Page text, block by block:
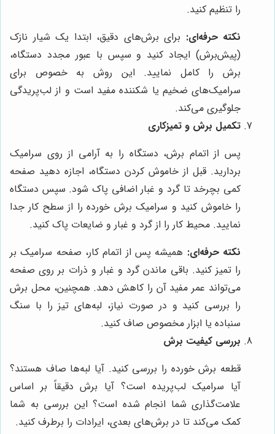
را تنظیم کنید.
نکته حرفه‌ای: برای برش‌های دقیق، ابتدا یک شیار نازک
(پیش‌برش) ایجاد کنید و سپس با عبور مجدد دستگاه،
برش را کامل نمایید. این روش به خصوص برای
سرامیک‌های ضخیم یا شکننده مفید است و از لب‌پریدگی
جلوگیری می‌کند.
تکمیل برش و تمیزکاری
پس از اتمام برش، دستگاه را به آرامی از روی سرامیک
بردارید. قبل از خاموش کردن دستگاه، اجازه دهید صفحه
کمی بچرخد تا گرد و غبار اضافی پاک شود. سپس دستگاه
را خاموش کنید و سرامیک برش خورده را از سطح کار جدا
نمایید. محیط کار را از گرد و غبار و ضایعات پاک کنید.
نکته حرفه‌ای: همیشه پس از اتمام کار، صفحه سرامیک بر
را تمیز کنید. باقی ماندن گرد و غبار و ذرات بر روی صفحه
می‌تواند عمر مفید آن را کاهش دهد. همچنین، محل برش
را بررسی کنید و در صورت نیاز، لبه‌های تیز را با سنگ
سنباده یا ابزار مخصوص صاف کنید.
بررسی کیفیت برش
قطعه برش خورده را بررسی کنید. آیا لبه‌ها صاف هستند؟
آیا سرامیک لب‌پریده است؟ آیا برش دقیقاً بر اساس
علامت‌گذاری شما انجام شده است؟ این بررسی به شما
کمک می‌کند تا در برش‌های بعدی، ایرادات را برطرف کنید.